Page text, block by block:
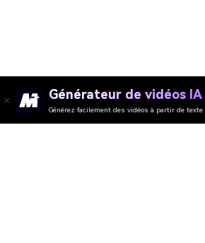
Générateur de vidéos IA
Générez facilement des vidéos à partir de texte